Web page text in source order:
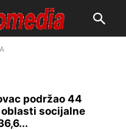
podržao 44
socijalne